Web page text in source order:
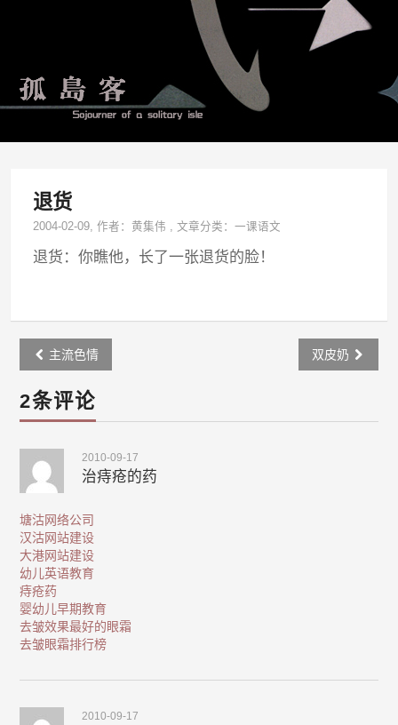
退货
2004-02-09, 作者：黄集伟 ,文章分类：一课语文
退货：你瞧他，长了一张退货的脸！
Post
navigation
主流色情 双皮奶
2条评论
2010-09-17
治痔疮的药
塘沽网络公司
汉沽网站建设
大港网站建设
幼儿英语教育
痔疮药
婴幼儿早期教育
去皱效果最好的眼霜
去皱眼霜排行榜
2010-09-17